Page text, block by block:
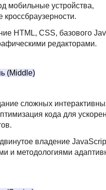
мобильные устройства,
кроссбраузерности.
HTML, CSS, базового
редакторами.
(Middle)
сложных
кода для
владение
и методологиями